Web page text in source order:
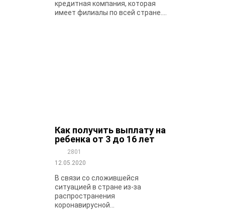
кредитная компания, которая
имеет филиалы по всей стране....
Как получить выплату на
ребенка от 3 до 16 лет
2801
12.05.2020
В связи со сложившейся
ситуацией в стране из-за
распространения
коронавирусной...